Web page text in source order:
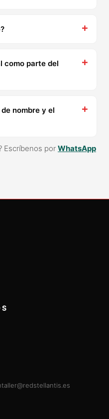
como parte del
nombre y el
Escríbenos por WhatsApp